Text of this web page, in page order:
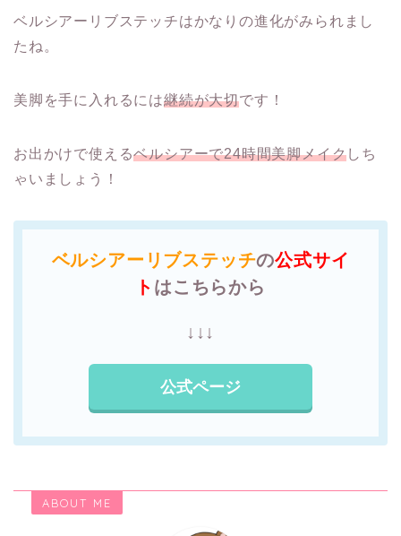
ベルシアーリブステッチはかなりの進化がみられまし
たね。
美脚を手に入れるには継続が大切です！
お出かけで使えるベルシアーで24時間美脚メイクしち
ゃいましょう！
ベルシアーリブステッチの公式サイ
ト はこちらから
↓↓↓
公式ページ
ABOUT ME